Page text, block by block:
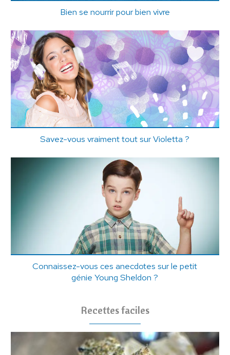
Bien se nourrir pour bien vivre
Savez-vous vraiment tout sur Violetta ?
Connaissez-vous ces anecdotes sur le petit
génie Young Sheldon ?
Recettes faciles